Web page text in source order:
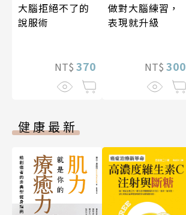
大腦拒絕不了的
說服術
NT$ 370
做對大腦練習，
表現就升級
NT$ 300
健康最新